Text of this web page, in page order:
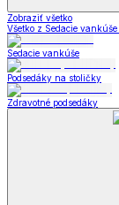
Zobraziť všetko
Všetko z Sedacie
Sedacie vankúše
Podsedáky na stoličky
Zdravotné podsedáky